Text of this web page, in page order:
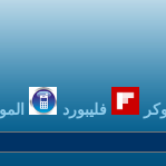
فليبورد